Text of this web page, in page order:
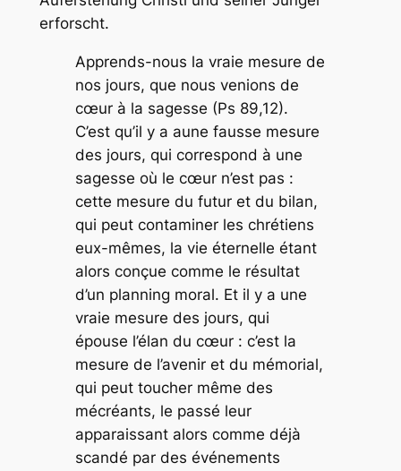
erforscht.
Apprends-nous la vraie mesure de
nos jours, que nous venions de
cœur à la sagesse (Ps 89,12).
C’est qu’il y a aune fausse mesure
des jours, qui correspond à une
sagesse où le cœur n’est pas :
cette mesure du futur et du bilan,
qui peut contaminer les chrétiens
eux-mêmes, la vie éternelle étant
alors conçue comme le résultat
d’un planning moral. Et il y a une
vraie mesure des jours, qui
épouse l’élan du cœur : c’est la
mesure de l’avenir et du mémorial,
qui peut toucher même des
mécréants, le passé leur
apparaissant alors comme déjà
scandé par des événements